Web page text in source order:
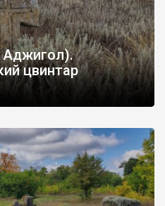
Аджигол).
цвинтар